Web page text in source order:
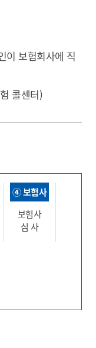
이 보험회사에 직
콜센터)
④ 보험사
보험사
심 사